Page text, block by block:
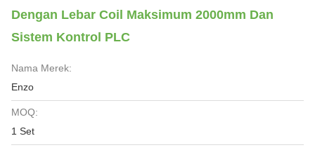
Dengan Lebar Coil Maksimum 2000mm Dan
Sistem Kontrol PLC
Nama Merek:
Enzo
MOQ:
1 Set